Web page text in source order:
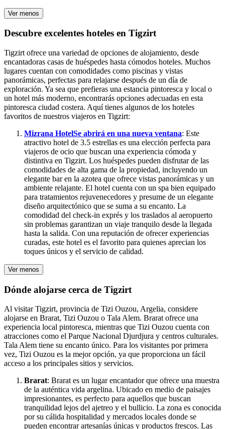
Ver menos
Descubre excelentes hoteles en Tigzirt
Tigzirt ofrece una variedad de opciones de alojamiento, desde
encantadoras casas de huéspedes hasta cómodos hoteles. Muchos
lugares cuentan con comodidades como piscinas y vistas
panorámicas, perfectas para relajarse después de un día de
exploración. Ya sea que prefieras una estancia pintoresca y local o
un hotel más moderno, encontrarás opciones adecuadas en esta
pintoresca ciudad costera. Aquí tienes algunos de los hoteles
favoritos de nuestros viajeros en Tigzirt:
Mizrana HotelSe abrirá en una nueva ventana: Este
atractivo hotel de 3.5 estrellas es una elección perfecta para
viajeros de ocio que buscan una experiencia cómoda y
distintiva en Tigzirt. Los huéspedes pueden disfrutar de las
comodidades de alta gama de la propiedad, incluyendo un
elegante bar en la azotea que ofrece vistas panorámicas y un
ambiente relajante. El hotel cuenta con un spa bien equipado
para tratamientos rejuvenecedores y presume de un elegante
diseño arquitectónico que se suma a su encanto. La
comodidad del check-in exprés y los traslados al aeropuerto
sin problemas garantizan un viaje tranquilo desde la llegada
hasta la salida. Con una reputación de ofrecer experiencias
curadas, este hotel es el favorito para quienes aprecian los
toques únicos y el servicio de calidad.
Ver menos
Dónde alojarse cerca de Tigzirt
Al visitar Tigzirt, provincia de Tizi Ouzou, Argelia, considere
alojarse en Brarat, Tizi Ouzou o Tala Alem. Brarat ofrece una
experiencia local pintoresca, mientras que Tizi Ouzou cuenta con
atracciones como el Parque Nacional Djurdjura y centros culturales.
Tala Alem tiene su encanto único. Para los visitantes por primera
vez, Tizi Ouzou es la mejor opción, ya que proporciona un fácil
acceso a los principales sitios y servicios.
Brarat: Brarat es un lugar encantador que ofrece una muestra
de la auténtica vida argelina. Ubicado en medio de paisajes
impresionantes, es perfecto para aquellos que buscan
tranquilidad lejos del ajetreo y el bullicio. La zona es conocida
por su cálida hospitalidad y mercados locales donde se
pueden encontrar artesanías únicas y productos frescos. Las